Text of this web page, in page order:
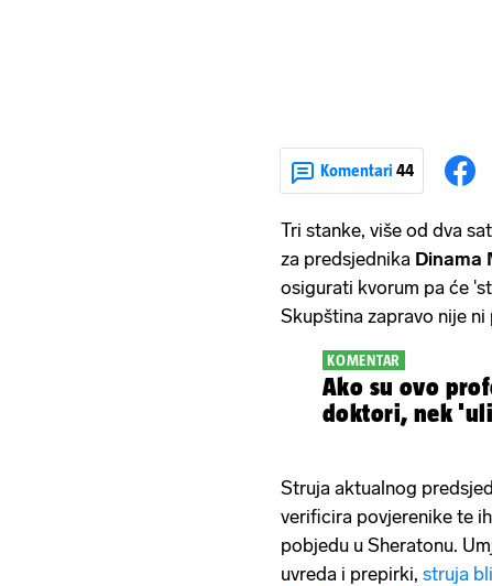
Komentari 44
Tri stanke, više od dva
za predsjednika Dinama
osigurati kvorum pa će
Skupština zapravo nije
KOMENTAR
Ako su ovo
doktori, nek
Struja aktualnog
verificira povjerenike te
pobjedu u Sheratonu.
uvreda i prepirki, struja